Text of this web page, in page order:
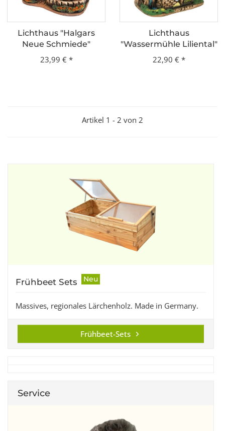
Lichthaus "Halgars
Neue Schmiede"
23,99 € *
Lichthaus
"Wassermühle Liliental"
22,90 € *
Artikel 1 - 2 von 2
Frühbeet Sets Neu
Massives, regionales Lärchenholz. Made in Germany.
Frühbeet-Sets
Service